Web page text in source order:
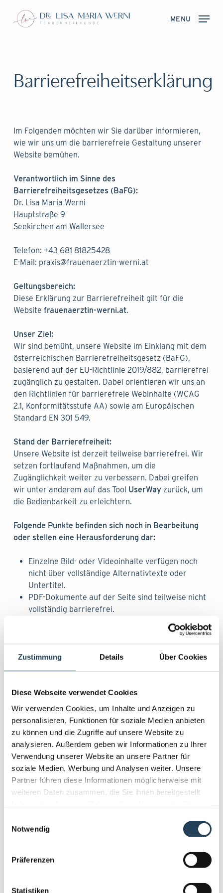
Zustimmung Details Über Cookies
Diese Webseite verwendet Cookies
Wir verwenden Cookies, um Inhalte und Anzeigen zu
personalisieren, Funktionen für soziale Medien anbieten
zu können und die Zugriffe auf unsere Website zu
analysieren. Außerdem geben wir Informationen zu Ihrer
Verwendung unserer Website an unsere Partner für
soziale Medien, Werbung und Analysen weiter. Unsere
Partner führen diese Informationen möglicherweise mit
weiteren Daten zusammen, die Sie ihnen bereitgestellt
Notwendig
Präferenzen
Statistiken
MENU
Barrierefreiheitserklärung
Im Folgenden möchten wir Sie darüber informieren,
wie wir uns um die barrierefreie Gestaltung unserer
Website bemühen.
Verantwortlich im Sinne des
Barrierefreiheitsgesetzes (BaFG):
Dr. Lisa Maria Werni
Hauptstraße 9
Seekirchen am Wallersee
Telefon: +43 681 81825428
E-Mail: praxis@frauenaerztin-werni.at
Geltungsbereich:
Diese Erklärung zur Barrierefreiheit gilt für die
Website frauenaerztin-werni.at.
Unser Ziel:
Wir sind bemüht, unsere Website im Einklang mit dem
österreichischen Barrierefreiheitsgesetz (BaFG),
basierend auf der EU-Richtlinie 2019/882, barrierefrei
zugänglich zu gestalten. Dabei orientieren wir uns an
den Richtlinien für barrierefreie Webinhalte (WCAG
2.1, Konformitätsstufe AA) sowie am Europäischen
Standard EN 301 549.
Stand der Barrierefreiheit:
Unsere Website ist derzeit teilweise barrierefrei. Wir
setzen fortlaufend Maßnahmen, um die
Zugänglichkeit weiter zu verbessern. Dabei greifen
wir unter anderem auf das Tool UserWayzurück, um
die Bedienbarkeit zu erleichtern.
Folgende Punkte befinden sich noch in Bearbeitung
oder stellen eine Herausforderung dar:
Einzelne Bild- oder Videoinhalte verfügen noch
nicht über vollständige Alternativtexte oder
Untertitel.
PDF-Dokumente auf der Seite sind teilweise nicht
vollständig barrierefrei.
Kontrastverhältnisse und Tastaturbedienbarkeit
werden regelmäßig überprüft, befinden sich aber
noch im Verbesserungsprozess.
Unverhältnismäßige Belastung:
Audiodeskription oder extern eingebundenen
Inhalten) stellt eine vollständige Barrierefreiheit
derzeit eine unverhältnismäßige Belastung dar. Wir
bemühen uns jedoch, barrierefreie Alternativen zur
Verfügung zu stellen, soweit dies möglich ist.
Feedback und Kontakt:
Wenn Ihnen Barrieren auf unserer Website auffallen,
freuen wir uns über Ihre Rückmeldung. Bitte senden
möglich – der genauen URL der betroffenen Seite.
Sollten Sie mit unserer Rückmeldung nicht zufrieden
der zuständigen Stelle einzureichen: